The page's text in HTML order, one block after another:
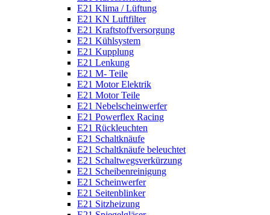
E21 Klima / Lüftung
E21 KN Luftfilter
E21 Kraftstoffversorgung
E21 Kühlsystem
E21 Kupplung
E21 Lenkung
E21 M- Teile
E21 Motor Elektrik
E21 Motor Teile
E21 Nebelscheinwerfer
E21 Powerflex Racing
E21 Rückleuchten
E21 Schaltknäufe
E21 Schaltknäufe beleuchtet
E21 Schaltwegsverkürzung
E21 Scheibenreinigung
E21 Scheinwerfer
E21 Seitenblinker
E21 Sitzheizung